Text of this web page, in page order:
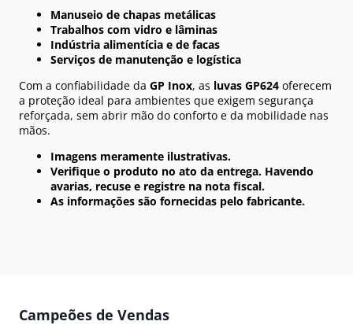
Manuseio de chapas metálicas
Trabalhos com vidro e lâminas
Indústria alimentícia e de facas
Serviços de manutenção e logística
Com a confiabilidade da GP Inox, as luvas GP624 oferecem
a proteção ideal para ambientes que exigem segurança
reforçada, sem abrir mão do conforto e da mobilidade nas
mãos.
Imagens meramente ilustrativas.
Verifique o produto no ato da entrega. Havendo
avarias, recuse e registre na nota fiscal.
As informações são fornecidas pelo fabricante.
Campeões de Vendas